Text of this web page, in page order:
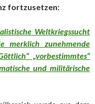
fortzusetzen:
Weltkriegssucht
merklich zunehmende
„vorbestimmtes“
und militärische